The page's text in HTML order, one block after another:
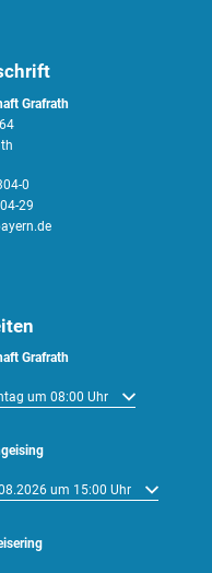
Grafrath
0
29
Grafrath
auszublenden
um 08:00 Uhr
auszublenden
um 15:00 Uhr